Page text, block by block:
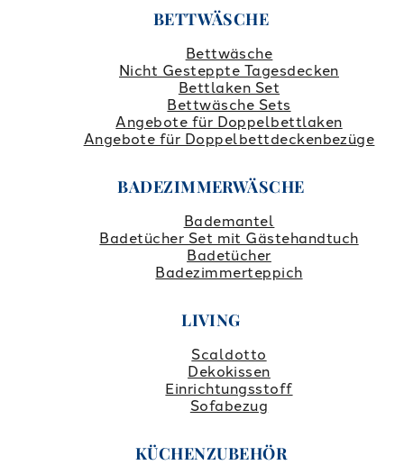
BETTWÄSCHE
Bettwäsche
Nicht Gesteppte Tagesdecken
Bettlaken Set
Bettwäsche Sets
Angebote für Doppelbettlaken
Angebote für Doppelbettdeckenbezüge
BADEZIMMERWÄSCHE
Bademantel
Badetücher Set mit Gästehandtuch
Badetücher
Badezimmerteppich
LIVING
Scaldotto
Dekokissen
Einrichtungsstoff
Sofabezug
KÜCHENZUBEHÖR